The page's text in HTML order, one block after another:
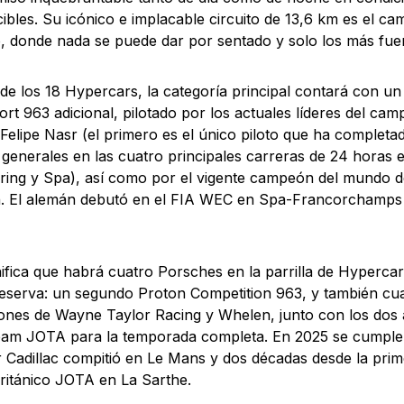
Su icónico e implacable circuito de 13,6 km es el
donde nada se puede dar por sentado y solo los más
los 18 Hypercars, la categoría principal contará con
963 adicional, pilotado por los actuales líderes del
Nasr (el primero es el único piloto que ha
en las cuatro principales carreras de 24 horas
y Spa), así como por el vigente campeón del mundo
El alemán debutó en el FIA WEC en Spa-
que habrá cuatro Porsches en la parrilla de
un segundo Proton Competition 963, y también
de Wayne Taylor Racing y Whelen, junto con los dos
JOTA para la temporada completa. En 2025 se
Cadillac compitió en Le Mans y dos décadas desde la
JOTA en La Sarthe.